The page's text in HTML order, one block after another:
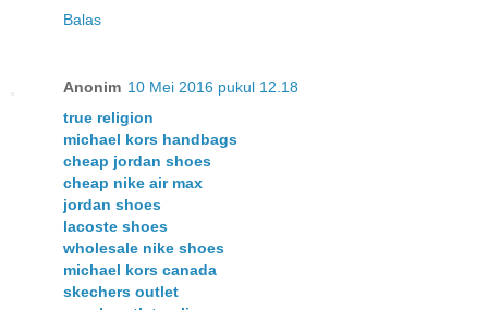
Balas
Anonim 10 Mei 2016 pukul 12.18
true religion
michael kors handbags
cheap jordan shoes
cheap nike air max
jordan shoes
lacoste shoes
wholesale nike shoes
michael kors canada
skechers outlet